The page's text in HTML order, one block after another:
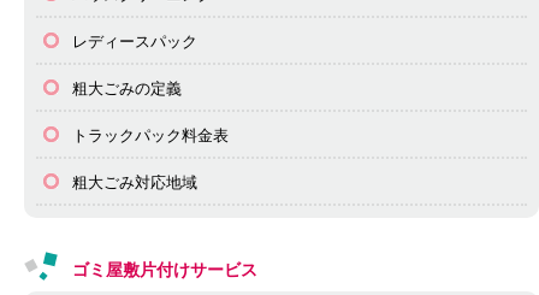
レディースパック
粗大ごみの定義
トラックパック料金表
粗大ごみ対応地域
ゴミ屋敷片付けサービス